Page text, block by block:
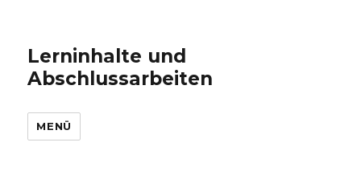
Lerninhalte und
Abschlussarbeiten
MENÜ